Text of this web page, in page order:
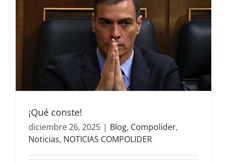
¡Qué conste!
diciembre 26, 2025 | Blog, Compolider,
Noticias, NOTICIAS COMPOLIDER